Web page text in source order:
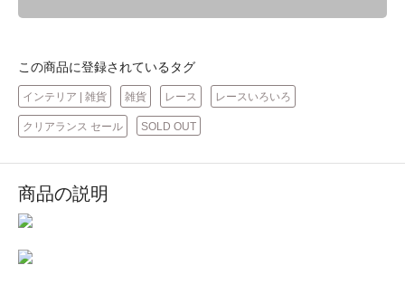
この商品に登録されているタグ
インテリア | 雑貨 雑貨 レース レースいろいろ
クリアランス セール SOLD OUT
商品の説明